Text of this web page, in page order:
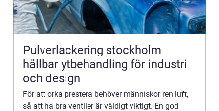
Pulverlackering stockholm
hållbar ytbehandling för industri
och design
För att orka prestera behöver människor ren luft,
så att ha bra ventiler är väldigt viktigt. En god